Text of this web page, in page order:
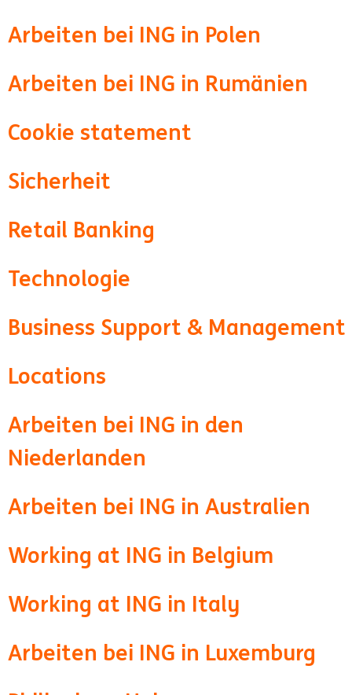
Arbeiten bei ING in Polen
Arbeiten bei ING in Rumänien
Cookie statement
Sicherheit
Retail Banking
Technologie
Business Support & Management
Locations
Arbeiten bei ING in den
Niederlanden
Arbeiten bei ING in Australien
Working at ING in Belgium
Working at ING in Italy
Arbeiten bei ING in Luxemburg